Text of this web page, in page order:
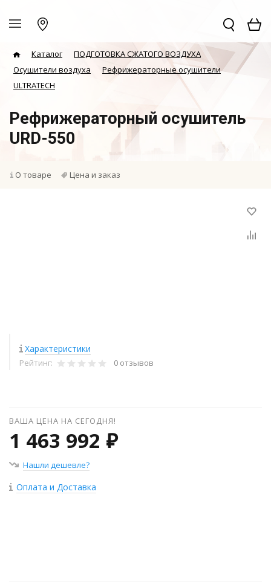
Каталог
ПОДГОТОВКА СЖАТОГО ВОЗДУХА
Осушители воздуха
Рефрижераторные осушители
ULTRATECH
Рефрижераторный осушитель
URD-550
О товаре Цена и заказ
Характеристики
Рейтинг: 0 отзывов
ВАША ЦЕНА НА СЕГОДНЯ!
1 463 992 ₽
Нашли дешевле?
Оплата и Доставка